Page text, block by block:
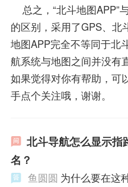
总之，“北斗地图APP”
的区别，采用了GPS、北
地图APP完全不等同于北
航系统与地图之间并没有
如果觉得对你有帮助，可
手点个关注哦，谢谢。
北斗导航怎么显示指
名？
鱼圆圆 为什么要在这